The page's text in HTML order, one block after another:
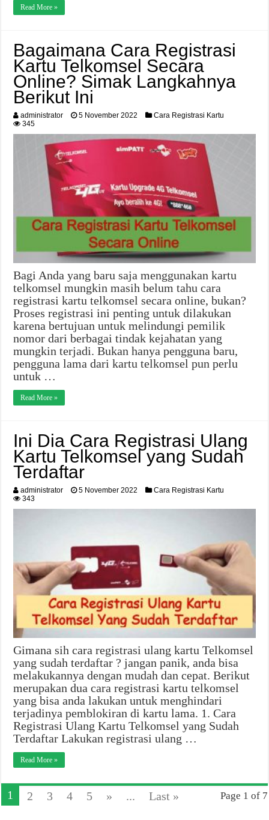
Read More »
Bagaimana Cara Registrasi
Kartu Telkomsel Secara
Online? Simak Langkahnya
Berikut Ini
administrator 5 November 2022
Cara Registrasi Kartu
345
Bagi Anda yang baru saja menggunakan kartu
telkomsel mungkin masih belum tahu cara
registrasi kartu telkomsel secara online, bukan?
Proses registrasi ini penting untuk dilakukan
karena bertujuan untuk melindungi pemilik
nomor dari berbagai tindak kejahatan yang
mungkin terjadi. Bukan hanya pengguna baru,
pengguna lama dari kartu telkomsel pun perlu
untuk …
Read More »
Ini Dia Cara Registrasi Ulang
Kartu Telkomsel yang Sudah
Terdaftar
administrator 5 November 2022
Cara Registrasi Kartu
343
Gimana sih cara registrasi ulang kartu Telkomsel
yang sudah terdaftar ? jangan panik, anda bisa
melakukannya dengan mudah dan cepat. Berikut
merupakan dua cara registrasi kartu telkomsel
yang bisa anda lakukan untuk menghindari
terjadinya pemblokiran di kartu lama. 1. Cara
Registrasi Ulang Kartu Telkomsel yang Sudah
Terdaftar Lakukan registrasi ulang …
Read More »
Page 1 of 7
1 2 3 4 5 » ... Last »